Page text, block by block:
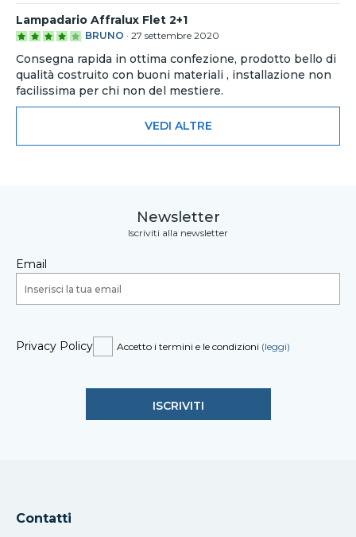
Lampadario Affralux Flet 2+1
BRUNO · 27 settembre 2020
Consegna rapida in ottima confezione, prodotto bello di
qualità costruito con buoni materiali , installazione non
facilissima per chi non del mestiere.
VEDI ALTRE
Newsletter
Iscriviti alla newsletter
Email
Privacy Policy Accetto i termini e le condizioni (leggi)
Contatti